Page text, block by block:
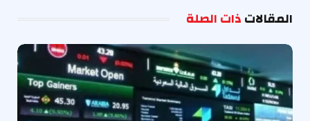
المقالاتذات الصلة